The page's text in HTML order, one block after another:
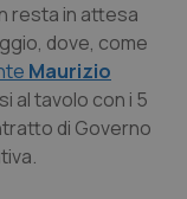
resta in attesa
dove, come
Maurizio
al tavolo con i 5
di Governo